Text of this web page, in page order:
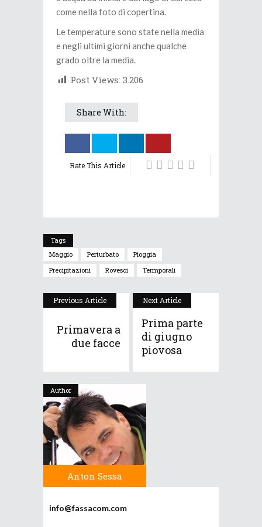
come nella foto di copertina.
Le temperature sono state nella media
e negli ultimi giorni anche qualche
grado oltre la media.
Post Views: 3.206
Share With:
Rate This Article
Tags
Maggio
Perturbato
Pioggia
Precipitazioni
Rovesci Termporali
Previous Article
Primavera a
due facce
Next Article
Prima parte
di giugno
piovosa
Author
Anton Sessa
info@fassacom.com